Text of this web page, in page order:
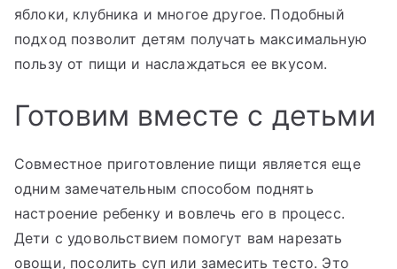
яблоки, клубника и многое другое. Подобный
подход позволит детям получать максимальную
пользу от пищи и наслаждаться ее вкусом.
Готовим вместе с детьми
Совместное приготовление пищи является еще
одним замечательным способом поднять
настроение ребенку и вовлечь его в процесс.
Дети с удовольствием помогут вам нарезать
овощи, посолить суп или замесить тесто. Это